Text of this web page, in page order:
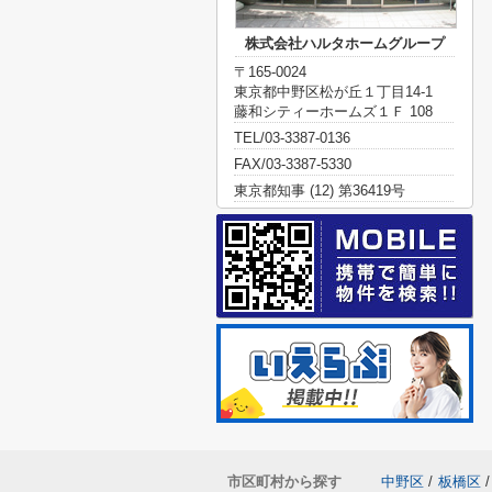
株式会社ハルタホームグループ
〒165-0024
東京都中野区松が丘１丁目14-1
藤和シティーホームズ１Ｆ 108
TEL/03-3387-0136
FAX/03-3387-5330
東京都知事 (12) 第36419号
市区町村から探す 中野区 / 板橋区 /